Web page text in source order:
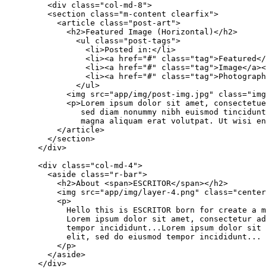
    <div class="col-md-8">
    <section class="m-content clearfix">
      <article class="post-art">
        <h2>Featured Image (Horizontal)</h2>
          <ul class="post-tags">
            <li>Posted in:</li>
<li><a href="#"
<li><a href="#" class="tag">Image</
<li><a href="#"
          </ul>
<img src="app/img/post-img.jpg"
<p>Lorem ipsum dolor sit amet,
sed diam nonummy nibh euismod
magna aliquam erat volutpat. Ut wisi
      </article>
    </section>
  </div>
  <div class="col-md-4">
    <aside class="r-bar">
      <h2>About <span>ESCRITOR</span></h2>
<img src="app/img/layer-4.png"
      <p>
Hello this is ESCRITOR born for create a
Lorem ipsum dolor sit amet, consectetur
tempor incididunt...Lorem ipsum dolor sit
        elit, sed do eiusmod tempor incididunt...
      </p>
    </aside>
  </div>